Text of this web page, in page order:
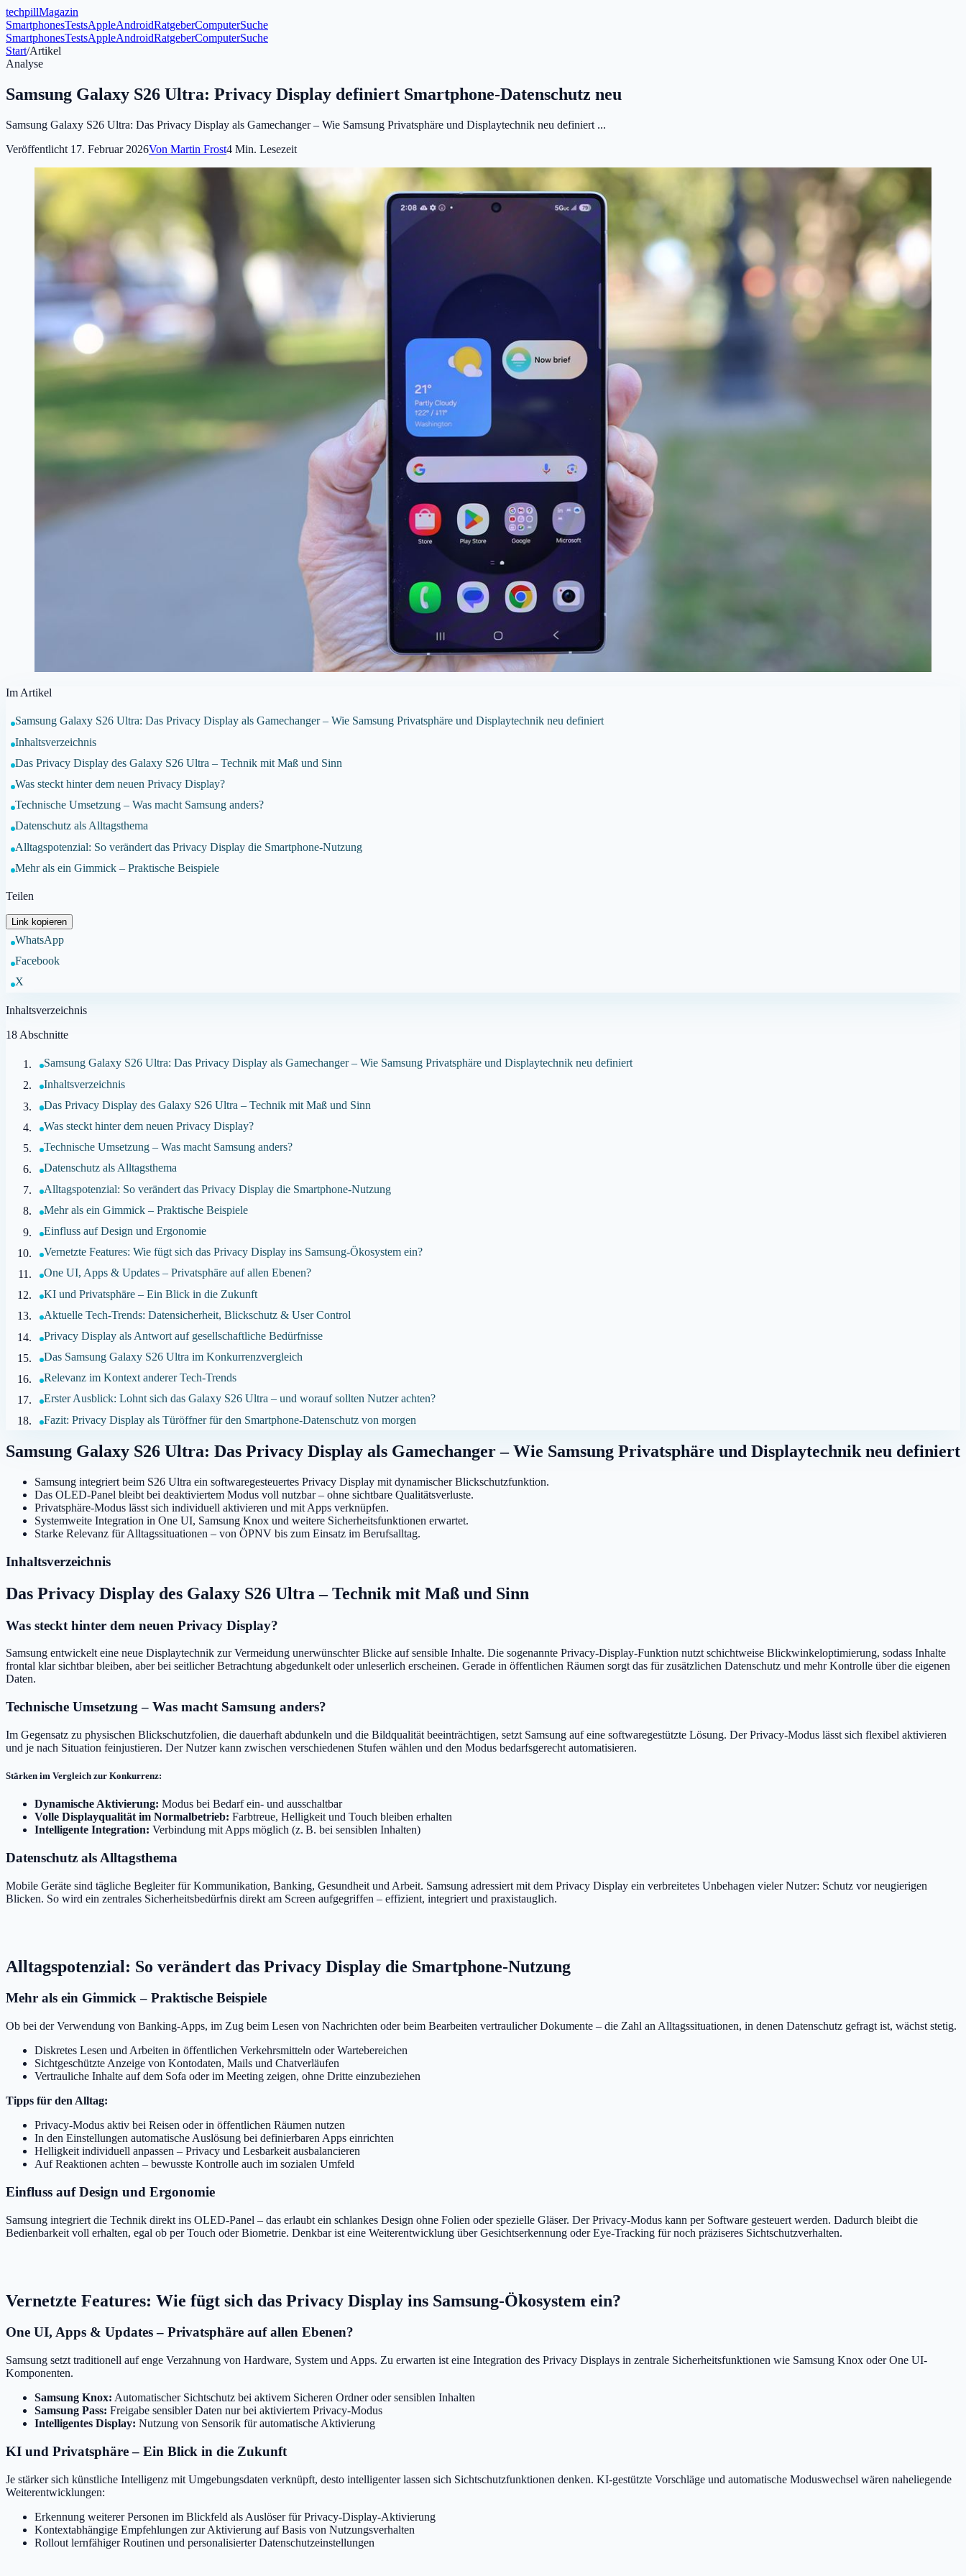
techpillMagazin
SmartphonesTestsAppleAndroidRatgeberComputerSuche
SmartphonesTestsAppleAndroidRatgeberComputerSuche
Start/Artikel
Analyse
Samsung Galaxy S26 Ultra: Privacy Display definiert Smartphone-Datenschutz neu
Samsung Galaxy S26 Ultra: Das Privacy Display als Gamechanger – Wie Samsung Privatsphäre und Displaytechnik neu definiert ...
Veröffentlicht 17. Februar 2026Von Martin Frost4 Min. Lesezeit
Im Artikel
Samsung Galaxy S26 Ultra: Das Privacy Display als Gamechanger – Wie Samsung Privatsphäre und Displaytechnik neu definiert
Inhaltsverzeichnis
Das Privacy Display des Galaxy S26 Ultra – Technik mit Maß und Sinn
Was steckt hinter dem neuen Privacy Display?
Technische Umsetzung – Was macht Samsung anders?
Datenschutz als Alltagsthema
Alltagspotenzial: So verändert das Privacy Display die Smartphone-Nutzung
Mehr als ein Gimmick – Praktische Beispiele
Teilen
Link kopieren
WhatsApp
Facebook
X
Inhaltsverzeichnis
18 Abschnitte
Samsung Galaxy S26 Ultra: Das Privacy Display als Gamechanger – Wie Samsung Privatsphäre und Displaytechnik neu definiert
Inhaltsverzeichnis
Das Privacy Display des Galaxy S26 Ultra – Technik mit Maß und Sinn
Was steckt hinter dem neuen Privacy Display?
Technische Umsetzung – Was macht Samsung anders?
Datenschutz als Alltagsthema
Alltagspotenzial: So verändert das Privacy Display die Smartphone-Nutzung
Mehr als ein Gimmick – Praktische Beispiele
Einfluss auf Design und Ergonomie
Vernetzte Features: Wie fügt sich das Privacy Display ins Samsung-Ökosystem ein?
One UI, Apps & Updates – Privatsphäre auf allen Ebenen?
KI und Privatsphäre – Ein Blick in die Zukunft
Aktuelle Tech-Trends: Datensicherheit, Blickschutz & User Control
Privacy Display als Antwort auf gesellschaftliche Bedürfnisse
Das Samsung Galaxy S26 Ultra im Konkurrenzvergleich
Relevanz im Kontext anderer Tech-Trends
Erster Ausblick: Lohnt sich das Galaxy S26 Ultra – und worauf sollten Nutzer achten?
Fazit: Privacy Display als Türöffner für den Smartphone-Datenschutz von morgen
Samsung Galaxy S26 Ultra: Das Privacy Display als Gamechanger – Wie Samsung Privatsphäre und Displaytechnik neu definiert
Samsung integriert beim S26 Ultra ein softwaregesteuertes Privacy Display mit dynamischer Blickschutzfunktion.
Das OLED-Panel bleibt bei deaktiviertem Modus voll nutzbar – ohne sichtbare Qualitätsverluste.
Privatsphäre-Modus lässt sich individuell aktivieren und mit Apps verknüpfen.
Systemweite Integration in One UI, Samsung Knox und weitere Sicherheitsfunktionen erwartet.
Starke Relevanz für Alltagssituationen – von ÖPNV bis zum Einsatz im Berufsalltag.
Inhaltsverzeichnis
Das Privacy Display des Galaxy S26 Ultra – Technik mit Maß und Sinn
Was steckt hinter dem neuen Privacy Display?
Samsung entwickelt eine neue Displaytechnik zur Vermeidung unerwünschter Blicke auf sensible Inhalte. Die sogenannte Privacy-Display-Funktion nutzt schichtweise Blickwinkeloptimierung, sodass Inhalte
frontal klar sichtbar bleiben, aber bei seitlicher Betrachtung abgedunkelt oder unleserlich erscheinen. Gerade in öffentlichen Räumen sorgt das für zusätzlichen Datenschutz und mehr Kontrolle über die eigenen
Daten.
Technische Umsetzung – Was macht Samsung anders?
Im Gegensatz zu physischen Blickschutzfolien, die dauerhaft abdunkeln und die Bildqualität beeinträchtigen, setzt Samsung auf eine softwaregestützte Lösung. Der Privacy-Modus lässt sich flexibel aktivieren
und je nach Situation feinjustieren. Der Nutzer kann zwischen verschiedenen Stufen wählen und den Modus bedarfsgerecht automatisieren.
Stärken im Vergleich zur Konkurrenz:
Dynamische Aktivierung: Modus bei Bedarf ein- und ausschaltbar
Volle Displayqualität im Normalbetrieb: Farbtreue, Helligkeit und Touch bleiben erhalten
Intelligente Integration: Verbindung mit Apps möglich (z. B. bei sensiblen Inhalten)
Datenschutz als Alltagsthema
Mobile Geräte sind tägliche Begleiter für Kommunikation, Banking, Gesundheit und Arbeit. Samsung adressiert mit dem Privacy Display ein verbreitetes Unbehagen vieler Nutzer: Schutz vor neugierigen
Blicken. So wird ein zentrales Sicherheitsbedürfnis direkt am Screen aufgegriffen – effizient, integriert und praxistauglich.
Alltagspotenzial: So verändert das Privacy Display die Smartphone-Nutzung
Mehr als ein Gimmick – Praktische Beispiele
Ob bei der Verwendung von Banking-Apps, im Zug beim Lesen von Nachrichten oder beim Bearbeiten vertraulicher Dokumente – die Zahl an Alltagssituationen, in denen Datenschutz gefragt ist, wächst stetig.
Diskretes Lesen und Arbeiten in öffentlichen Verkehrsmitteln oder Wartebereichen
Sichtgeschützte Anzeige von Kontodaten, Mails und Chatverläufen
Vertrauliche Inhalte auf dem Sofa oder im Meeting zeigen, ohne Dritte einzubeziehen
Tipps für den Alltag:
Privacy-Modus aktiv bei Reisen oder in öffentlichen Räumen nutzen
In den Einstellungen automatische Auslösung bei definierbaren Apps einrichten
Helligkeit individuell anpassen – Privacy und Lesbarkeit ausbalancieren
Auf Reaktionen achten – bewusste Kontrolle auch im sozialen Umfeld
Einfluss auf Design und Ergonomie
Samsung integriert die Technik direkt ins OLED-Panel – das erlaubt ein schlankes Design ohne Folien oder spezielle Gläser. Der Privacy-Modus kann per Software gesteuert werden. Dadurch bleibt die
Bedienbarkeit voll erhalten, egal ob per Touch oder Biometrie. Denkbar ist eine Weiterentwicklung über Gesichtserkennung oder Eye-Tracking für noch präziseres Sichtschutzverhalten.
Vernetzte Features: Wie fügt sich das Privacy Display ins Samsung-Ökosystem ein?
One UI, Apps & Updates – Privatsphäre auf allen Ebenen?
Samsung setzt traditionell auf enge Verzahnung von Hardware, System und Apps. Zu erwarten ist eine Integration des Privacy Displays in zentrale Sicherheitsfunktionen wie Samsung Knox oder One UI-
Komponenten.
Samsung Knox: Automatischer Sichtschutz bei aktivem Sicheren Ordner oder sensiblen Inhalten
Samsung Pass: Freigabe sensibler Daten nur bei aktiviertem Privacy-Modus
Intelligentes Display: Nutzung von Sensorik für automatische Aktivierung
KI und Privatsphäre – Ein Blick in die Zukunft
Je stärker sich künstliche Intelligenz mit Umgebungsdaten verknüpft, desto intelligenter lassen sich Sichtschutzfunktionen denken. KI-gestützte Vorschläge und automatische Moduswechsel wären naheliegende
Weiterentwicklungen:
Erkennung weiterer Personen im Blickfeld als Auslöser für Privacy-Display-Aktivierung
Kontextabhängige Empfehlungen zur Aktivierung auf Basis von Nutzungsverhalten
Rollout lernfähiger Routinen und personalisierter Datenschutzeinstellungen